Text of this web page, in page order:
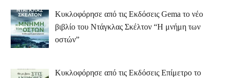
Κυκλοφόρησε από τις Εκδόσεις Gema το νέο
βιβλίο του Ντάγκλας Σκέλτον “Η μνήμη των
οστών”
Κυκλοφόρησε από τις Εκδόσεις Επίμετρο το